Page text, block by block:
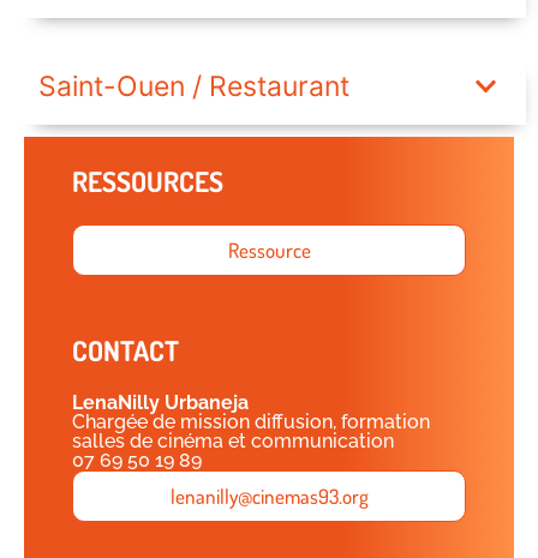
Saint-Ouen / Restaurant
RESSOURCES
Ressource
CONTACT
LenaNilly Urbaneja
Chargée de mission diffusion, formation
salles de cinéma et communication
07 69 50 19 89
lenanilly@cinemas93.org